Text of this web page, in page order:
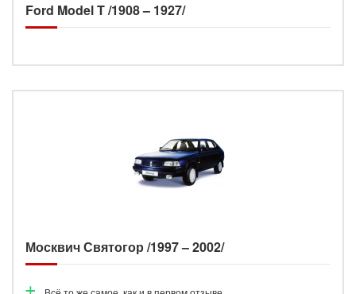
Ford Model T /1908 – 1927/
Москвич Святогор /1997 – 2002/